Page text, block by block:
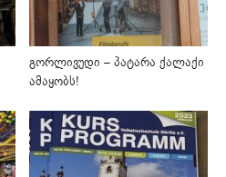
გორლივუდი – პატარა ქალაქი
ამაყობს!